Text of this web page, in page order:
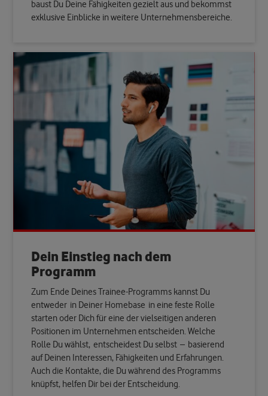
baust Du Deine Fähigkeiten gezielt aus und bekommst
exklusive Einblicke in weitere Unternehmensbereiche.
Dein Einstieg nach dem
Programm
Zum Ende Deines Trainee-Programms kannst Du
entweder in Deiner Homebase in eine feste Rolle
starten oder Dich für eine der vielseitigen anderen
Positionen im Unternehmen entscheiden. Welche
Rolle Du wählst, entscheidest Du selbst – basierend
auf Deinen Interessen, Fähigkeiten und Erfahrungen.
Auch die Kontakte, die Du während des Programms
knüpfst, helfen Dir bei der Entscheidung.